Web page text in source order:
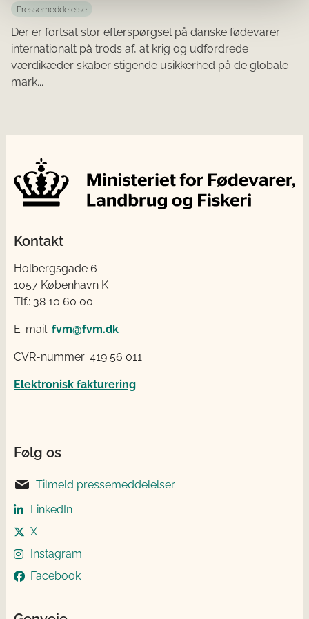
Pressemeddelelse
Der er fortsat stor efterspørgsel på danske fødevarer
internationalt på trods af, at krig og udfordrede
værdikæder skaber stigende usikkerhed på de globale
mark...
Kontakt
Holbergsgade 6
1057 København K
Tlf.: 38 10 60 00
E-mail: fvm@fvm.dk
CVR-nummer: 419 56 011
Elektronisk fakturering
Følg os
Tilmeld pressemeddelelser
LinkedIn
X
Instagram
Facebook